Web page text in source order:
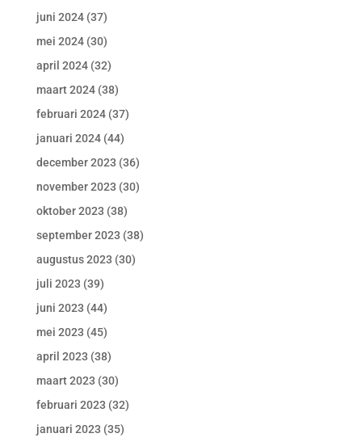
juni 2024(37)
mei 2024(30)
april 2024(32)
maart 2024(38)
februari 2024(37)
januari 2024(44)
december 2023 (36)
november 2023 (30)
oktober 2023 (38)
september 2023 (38)
augustus 2023 (30)
juli 2023 (39)
juni 2023 (44)
mei 2023 (45)
april 2023 (38)
maart 2023 (30)
februari 2023 (32)
januari 2023 (35)